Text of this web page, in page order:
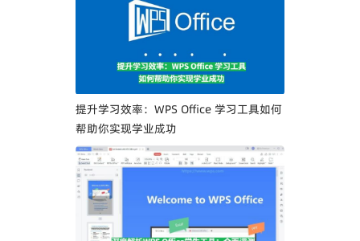
提升学习效率：WPS Office 学习工具如何
帮助你实现学业成功